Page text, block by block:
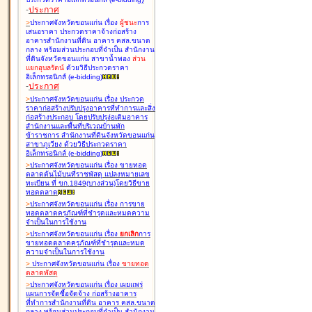
-ประกาศ
>ประกาศจังหวัดขอนแก่น เรื่อง ผู้ชนะการ
เสนอราคา ประกวดราคาจ้างก่อสร้าง
อาคารสำนักงานที่ดิน อาคาร คสล.ขนาด
กลาง พร้อมส่วนประกอบที่จำเป็น สำนักงาน
ที่ดินจังหวัดขอนแก่น สาขาน้ำพอง ส่วน
แยกอุบลรัตน์ ด้วยวิธีประกวดราคา
อิเล็กทรอนิกส์ (e-bidding)
-ประกาศ
>ประกาศจังหวัดขอนแก่น เรื่อง ประกวด
ราคาก่อสร้างปรับปรุงอาคารที่ทำการและสิ่ง
ก่อสร้างประกอบ โดยปรับปรุง่อเติมอาคาร
สำนักงานและพื้นที่บริเวณบ้านพัก
ข้าราชการ สำนักงานที่ดินจังหวัดขอนแก่น
สาขาภูเวียง ด้วยวิธีประกวดราคา
อิเล็กทรอนิกส์ (e-bidding)
>ประกาศจังหวัดขอนแก่น เรื่อง ขายทอด
ตลาดต้นไม้บนที่ราชพัสดุ แปลงหมายเลข
ทะเบียน ที่ ขก.1849(บางส่วน)โดยวิธีขาย
ทอดตลาด
>ประกาศจังหวัดขอนแก่น เรื่อง การขาย
ทอดตลาดครุภัณฑ์ที่ชำรุดและหมดความ
จำเป็นในการใช้งาน
>ประกาศจังหวัดขอนแก่น เรื่อง ยกเลิกการ
ขายทอดตลาดครุภัณฑ์ที่ชำรุดและหมด
ความจำเป็นในการใช้งาน
> ประกาศจังหวัดขอนแก่น เรื่อง ขายทอด
ตลาดพัสดุ
>ประกาศจังหวัดขอนแก่น เรื่อง เผยแพร่
แผนการจัดซื้อจัดจ้าง ก่อสร้างอาคาร
ที่ทำการสำนักงานที่ดิน อาคาร คสล.ขนาด